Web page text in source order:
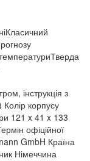
інструкція з
Колір корпусу
121 x 41 x 133
офіційної
GmbH Країна
Німеччина